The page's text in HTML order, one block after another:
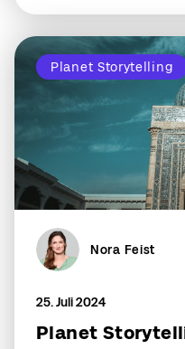
Planet Storytelling
Nora Feist
25. Juli 2024
Planet